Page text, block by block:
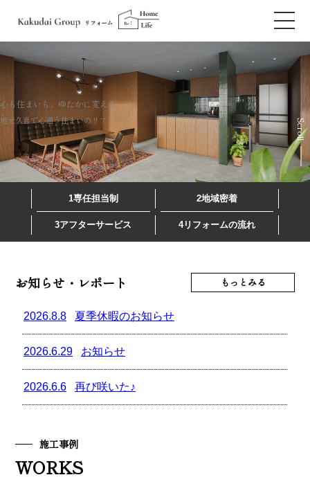
心も住まいも、ゆたかに変える。
地元久喜で心通う住まいのリフォーム
1専任担当制 2地域密着
3アフターサービス 4リフォームの流れ
Scroll
お知らせ・レポート もっとみる
施工事例
WORKS